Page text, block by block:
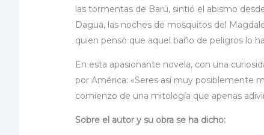
las tormentas de Barú, sintió el abismo
Dagua, las noches de mosquitos del
quien pensó que aquel baño de peligros lo
En esta apasionante novela, con una
por América: «Seres así muy posiblemente
comienzo de una mitología que apenas
Sobre el autor y su obra se ha dicho: